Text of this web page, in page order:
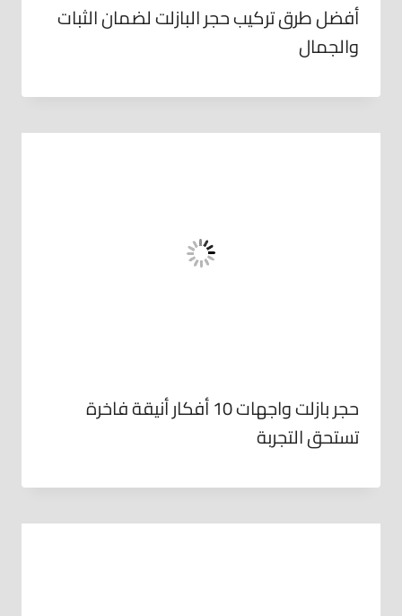
أفضل طرق تركيب حجر البازلت لضمان الثبات
والجمال
حجر بازلت واجهات 10 أفكار أنيقة فاخرة
تستحق التجربة